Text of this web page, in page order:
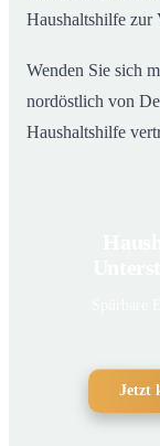
Haushaltshilfe zur
Wenden Sie sich
nordöstlich von
Haushaltshilfe
Jetzt